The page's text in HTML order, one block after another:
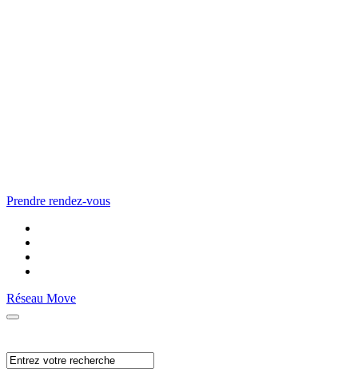
Prendre rendez-vous
Réseau Move